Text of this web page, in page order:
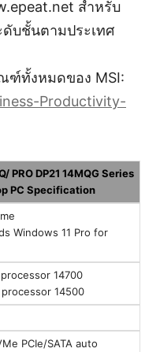
สำหรับ
บชั้นตามประเทศ
ฑ์ทั้งหมดของ MSI:
Productivity-
PRO DP21 14MQG Series
PC Specification
Windows 11 Pro for
14700
14500
PCIe/SATA auto